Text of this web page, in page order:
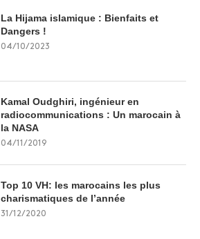
La Hijama islamique : Bienfaits et
Dangers !
04/10/2023
Kamal Oudghiri, ingénieur en
radiocommunications : Un marocain à
la NASA
04/11/2019
Top 10 VH: les marocains les plus
charismatiques de l’année
31/12/2020